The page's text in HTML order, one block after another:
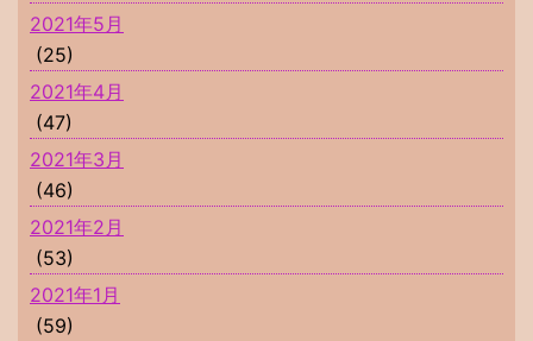
2021年5月
(25)
2021年4月
(47)
2021年3月
(46)
2021年2月
(53)
2021年1月
(59)